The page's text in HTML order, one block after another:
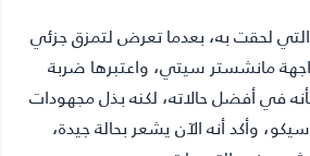
لحقت به، بعدما تعرض لتمزق جزئي
مانشستر سيتي، واعتبرها ضربة
في أفضل حالاته، لكنه بذل مجهودات
وأكد أنه الآن يشعر بحالة جيدة،